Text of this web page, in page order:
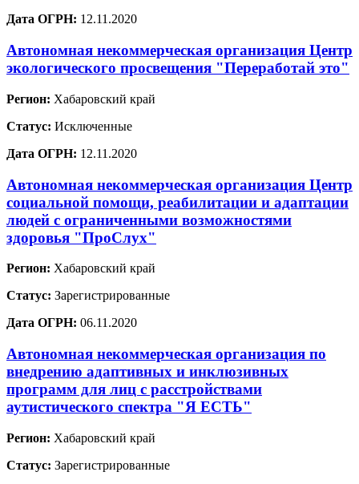
Дата ОГРН: 12.11.2020
Автономная некоммерческая организация Центр
экологического просвещения "Переработай это"
Регион: Хабаровский край
Статус: Исключенные
Дата ОГРН: 12.11.2020
Автономная некоммерческая организация Центр
социальной помощи, реабилитации и адаптации
людей с ограниченными возможностями
здоровья "ПроСлух"
Регион: Хабаровский край
Статус: Зарегистрированные
Дата ОГРН: 06.11.2020
Автономная некоммерческая организация по
внедрению адаптивных и инклюзивных
программ для лиц с расстройствами
аутистического спектра "Я ЕСТЬ"
Регион: Хабаровский край
Статус: Зарегистрированные